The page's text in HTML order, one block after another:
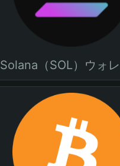
Solana（SOL）ウォ